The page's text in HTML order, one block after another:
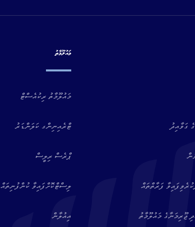
ގަވާއިދު
ފަރާތްތައް
ޖޫރިމަނާގެ މައުލޫމާތު
މައުލޫމާތު
މައުލޫމާތު ރިކުއެސްޓް
ޓްރެއިނިންގ ކަލަންޑަރު
ޕްރެސް ރިލީސް
ލިސްޓްކޮށްފައިވާ ކުންފުނިތައް
އިއުލާން